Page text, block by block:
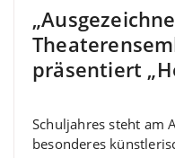
präsentiert
Schuljahres steht am
besonderes